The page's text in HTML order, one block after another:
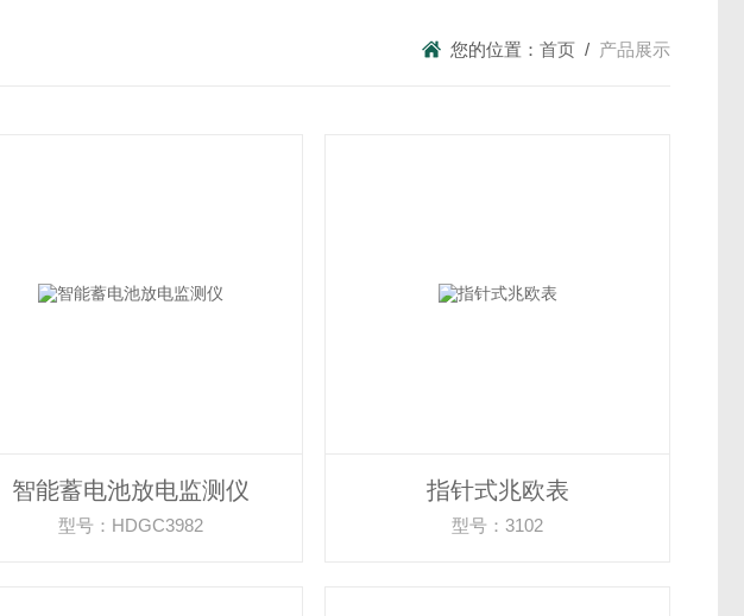
您的位置： 首页 / 产品展示
智能蓄电池放电监测仪
型号：HDGC3982
指针式兆欧表
型号：3102